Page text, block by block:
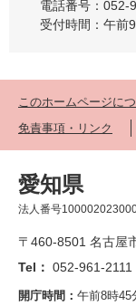
電話番号：052-
受付時間：午前9
このホームページに
免責事項・リンク
愛知県
法人番号
〒460-8501 名古屋
Tel： 052-961-2111
開庁時間： 午前8時45